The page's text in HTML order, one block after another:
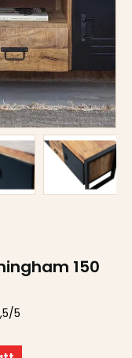
150
5